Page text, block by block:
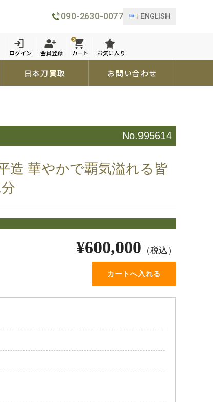
090-2630-0077 ENGLISH
ログイン 会員登録
0
カート お気に入り
日本刀買取 お問い合わせ
No.995614
造 華やかで覇気溢れる皆
¥600,000 （税込）